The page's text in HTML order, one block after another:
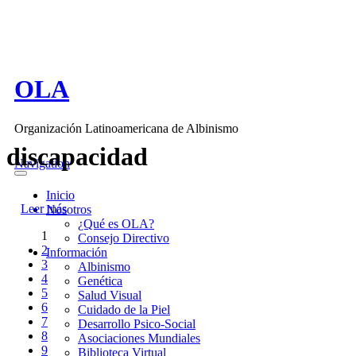
OLA
Organización Latinoamericana de Albinismo
Navigation
Inicio
Nosotros
¿Qué es OLA?
Consejo Directivo
Información
Albinismo
Genética
Salud Visual
Cuidado de la Piel
Desarrollo Psico-Social
Asociaciones Mundiales
Biblioteca Virtual
discapacidad
Leer mássobre Desarrollo Psico-Social
Páginas
1
2
3
4
5
6
7
8
9